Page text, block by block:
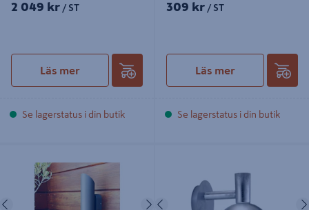
2 049 kr / ST
Läs mer
Se lagerstatus i din butik
309 kr / ST
Läs mer
Se lagerstatus i din butik
Föregående NästaFöregående